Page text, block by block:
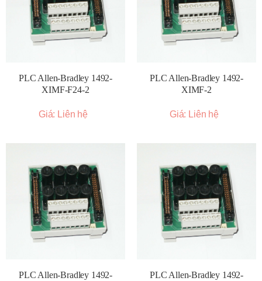
PLC Allen-Bradley 1492-
XIMF-F24-2
Giá: Liên hệ
PLC Allen-Bradley 1492-
XIMF-2
Giá: Liên hệ
PLC Allen-Bradley 1492-
PLC Allen-Bradley 1492-